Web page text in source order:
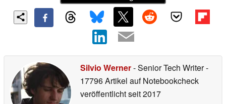
Silvio Werner- Senior Tech Writer-
17796 Artikel auf Notebookcheck
veröffentlichtseit 2017